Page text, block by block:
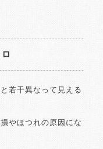
若干異なって見える
やほつれの原因にな